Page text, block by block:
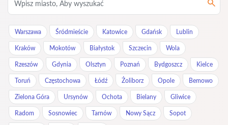
Warszawa Śródmieście Katowice Gdańsk Lublin
Kraków Mokotów Białystok Szczecin Wola
Rzeszów Gdynia Olsztyn Poznań Bydgoszcz Kielce
Toruń Częstochowa Łódź Żoliborz Opole Bemowo
Zielona Góra Ursynów Ochota Bielany Gliwice
Radom Sosnowiec Tarnów Nowy Sącz Sopot